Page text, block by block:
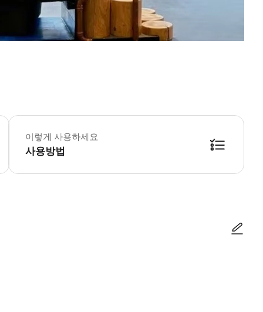
톰 틱스 실험 월요일-일요일: 10:00-17:00 운영시간 및 휴무일은 변경될
이렇게 사용하세요
사용방법